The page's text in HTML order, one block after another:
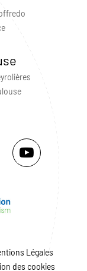
Légales
des cookies